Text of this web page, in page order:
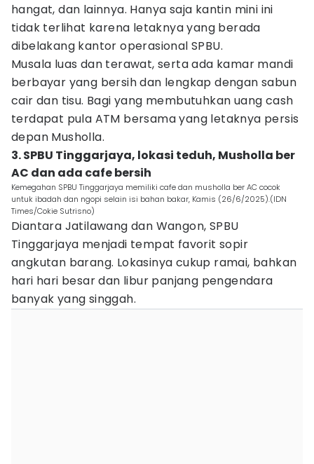
hangat, dan lainnya. Hanya saja kantin mini ini
tidak terlihat karena letaknya yang berada
dibelakang kantor operasional SPBU.
Musala luas dan terawat, serta ada kamar mandi
berbayar yang bersih dan lengkap dengan sabun
cair dan tisu. Bagi yang membutuhkan uang cash
terdapat pula ATM bersama yang letaknya persis
depan Musholla.
3. SPBU Tinggarjaya, lokasi teduh, Musholla ber
AC dan ada cafe bersih
Kemegahan SPBU Tinggarjaya memiliki cafe dan musholla ber AC cocok
untuk ibadah dan ngopi selain isi bahan bakar, Kamis (26/6/2025).(IDN
Times/Cokie Sutrisno)
Diantara Jatilawang dan Wangon, SPBU
Tinggarjaya menjadi tempat favorit sopir
angkutan barang. Lokasinya cukup ramai, bahkan
hari hari besar dan libur panjang pengendara
banyak yang singgah.